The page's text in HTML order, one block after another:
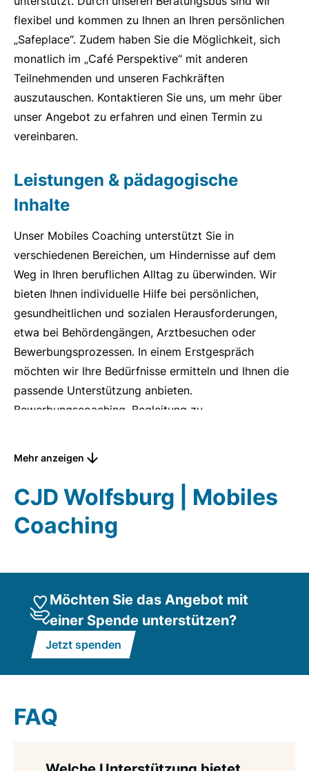
flexibel und kommen zu Ihnen an Ihren persönlichen
„Safeplace“. Zudem haben Sie die Möglichkeit, sich
monatlich im „Café Perspektive“ mit anderen
Teilnehmenden und unseren Fachkräften
auszutauschen. Kontaktieren Sie uns, um mehr über
unser Angebot zu erfahren und einen Termin zu
vereinbaren.
Leistungen & pädagogische
Inhalte
Unser Mobiles Coaching unterstützt Sie in
verschiedenen Bereichen, um Hindernisse auf dem
Weg in Ihren beruflichen Alltag zu überwinden. Wir
bieten Ihnen individuelle Hilfe bei persönlichen,
gesundheitlichen und sozialen Herausforderungen,
etwa bei Behördengängen, Arztbesuchen oder
Bewerbungsprozessen. In einem Erstgespräch
möchten wir Ihre Bedürfnisse ermitteln und Ihnen die
passende Unterstützung anbieten.
Bewerbungscoaching, Begleitung zu
nutzen können. Unser Ziel ist es, Sie mit einer
umfassenden Unterstützung auf Ihrem beruflichen
Weg zu begleiten.
Mehr anzeigen
CJD Wolfsburg | Mobiles
Coaching
Möchten Sie das Angebot mit
einer Spende unterstützen?
Jetzt spenden
FAQ